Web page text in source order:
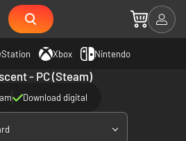
Xbox Nintendo
- PC (Steam)
Download digital